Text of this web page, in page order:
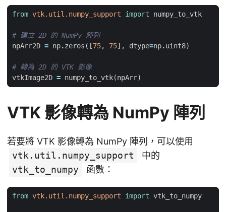
from vtk.util.numpy_support import numpy_to_vtk
# 建立 2D 的 NumPy 陣列
npArr2D = np.zeros ([75, 75], dtype=np.uint8)
# 轉為 2D 的 VTK 影像
vtkImage2D = numpy_to_vtk(npArr)
VTK 影像轉為 NumPy 陣列
若要將 VTK 影像轉為 NumPy 陣列，可以使用
vtk.util.numpy_support
中的
vtk_to_numpy
函數：
from vtk.util.numpy_support import vtk_to_numpy